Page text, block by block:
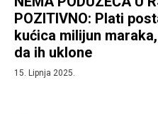
POZITIVNO: Plati
kućica milijun
da ih uklone
15. Lipnja 2025.